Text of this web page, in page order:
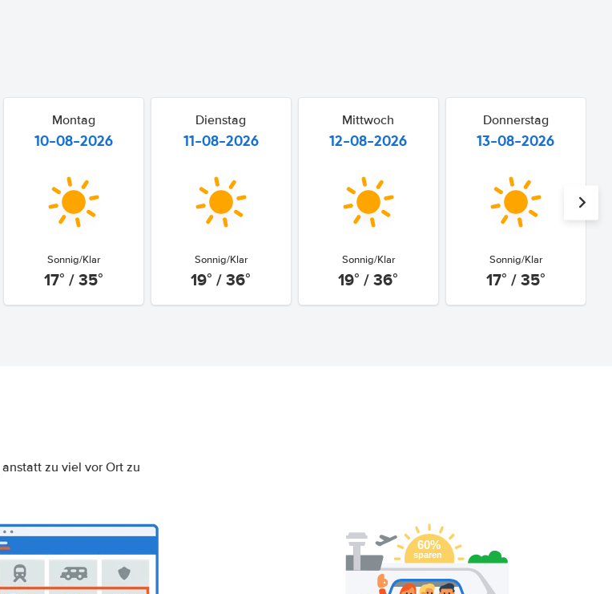
Montag
10-08-2026
Sonnig/Klar
17° / 35°
Dienstag
11-08-2026
Sonnig/Klar
19° / 36°
Mittwoch
12-08-2026
Sonnig/Klar
19° / 36°
Donnerstag
13-08-2026
Sonnig/Klar
17° / 35°
anstatt zu viel vor Ort zu